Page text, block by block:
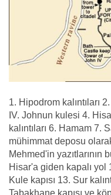
1. Hipodrom kalıntıları
IV. Johnun kulesi 4.
kalıntıları 6. Hamam 7.
mühimmat deposu
Mehmed'in
Hisar'a giden kapalı yol
Kule kapısı 13. Sur